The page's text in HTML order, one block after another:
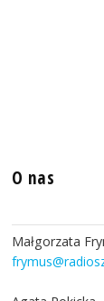
O nas
Małgorzata